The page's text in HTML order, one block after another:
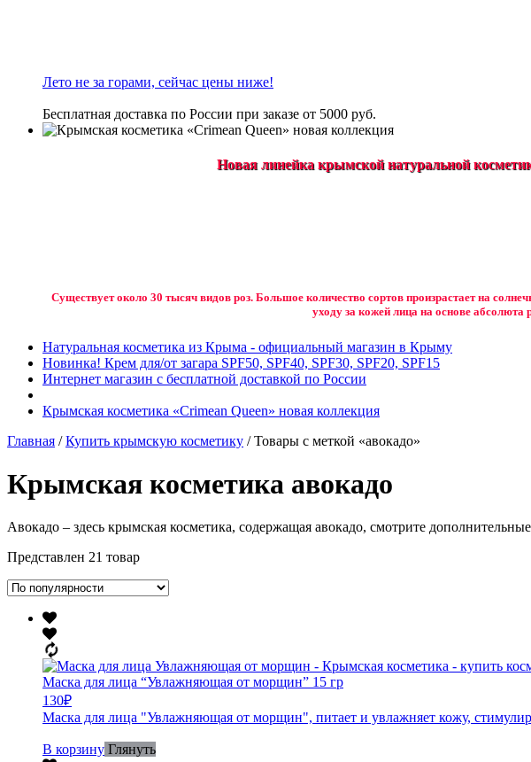
Лето не за горами, сейчас цены ниже!
Бесплатная доставка по России при заказе от 5000 руб.
Новая линейка крымской натуральной
Существует около 30 тысяч видов роз. Большое количество сортов произрастает на
уходу за кожей лица на основе абсолюта
Натуральная косметика из Крыма - официальный магазин в Крыму
Новинка! Крем для/от загара SPF50, SPF40, SPF30, SPF20, SPF15
Интернет магазин с бесплатной доставкой по России
Крымская косметика «Crimean Queen» новая коллекция
Главная /Купить крымскую косметику / Товары с меткой «авокадо»
Крымская косметика авокадо
Авокадо – здесь крымская косметика, содержащая авокадо, смотрите
Представлен 21 товар
Маска для лица “Увлажняющая от морщин” 15 гр
130₽
Маска для лица "Увлажняющая от морщин", питает и увлажняет кожу,
В корзину Глянуть